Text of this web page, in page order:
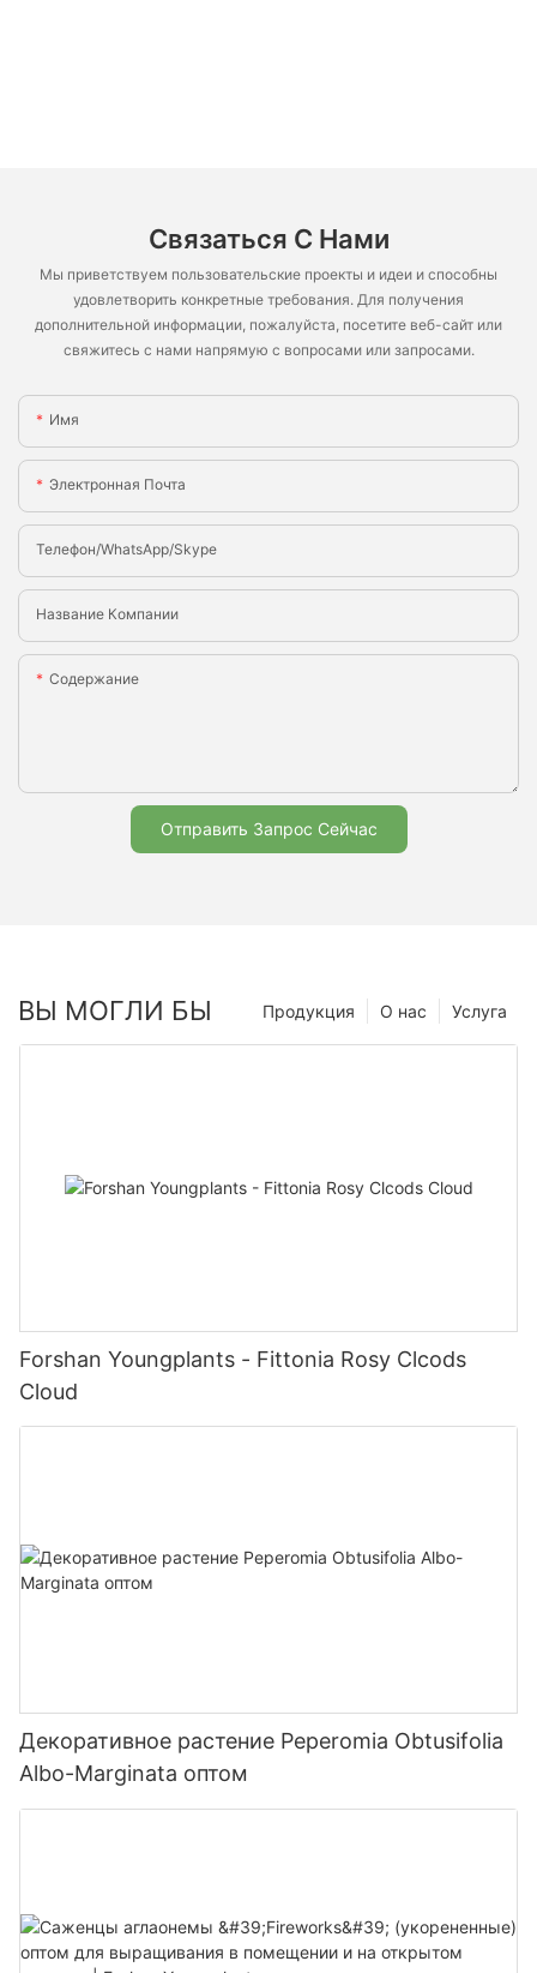
Связаться С Нами
Мы приветствуем пользовательские проекты и идеи и способны
удовлетворить конкретные требования. Для получения
дополнительной информации, пожалуйста, посетите веб-сайт или
свяжитесь с нами напрямую с вопросами или запросами.
Имя
Электронная Почта
Телефон/WhatsApp/Skype
Название Компании
Содержание
Отправить Запрос Сейчас
ВЫ МОГЛИ БЫ Услуга
О нас
Продукция
Forshan Youngplants - Fittonia Rosy Clcods
Cloud
Декоративное растение Peperomia Obtusifolia
Albo-Marginata оптом